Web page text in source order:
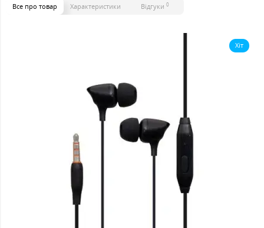
Все про товар Характеристики Відгуки 0
Хіт